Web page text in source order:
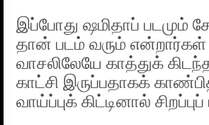
இப்போது ஷமிதாப் படமும்
தான் படம் வரும்
வாசலிலேயே காத்துக்
காட்சி இருப்பதாகக்
வாய்ப்புக் கிட்டினால்